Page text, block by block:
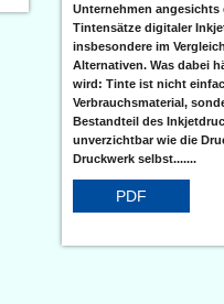
Unternehmen angesichts
Tintensätze digitaler
insbesondere im
Alternativen. Was dabei
wird: Tinte ist nicht
Verbrauchsmaterial,
Bestandteil des
unverzichtbar wie die
Druckwerk selbst.......
PDF